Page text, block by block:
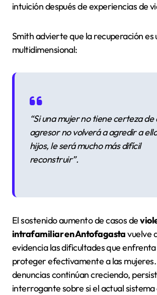
intuición después de experiencias de
Smith advierte que la recuperación es
multidimensional:
“Si una mujer no tiene certeza de
agresor no volverá a agredir a
hijos, le será mucho más difícil
reconstruir”.
El sostenido aumento de casos de
intrafamiliar en Antofagastavuelve
evidencia las dificultades que
proteger efectivamente a las
denuncias continúan creciendo,
interrogante sobre si el actual